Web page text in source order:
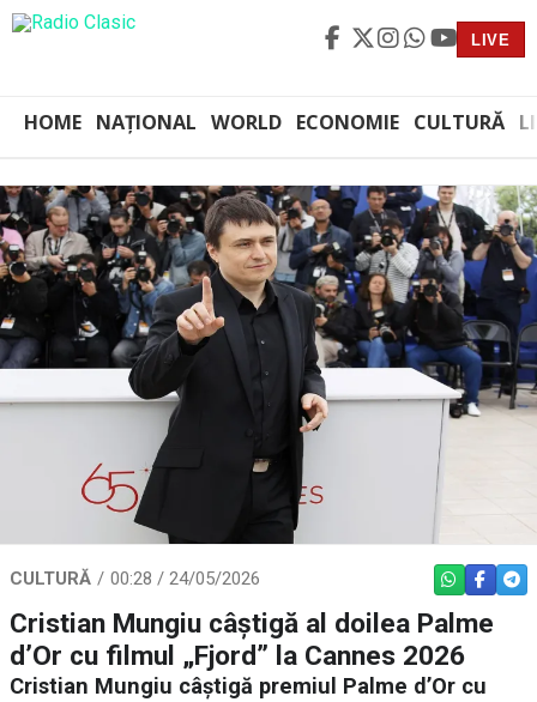
LIVE
HOME NAȚIONAL WORLD ECONOMIE CULTURĂ
CULTURĂ 00:28 / 24/05/2026 WHATSAPP
Cristian Mungiu câștigă al doilea Palme
d’Or cu filmul „Fjord” la Cannes 2026
Cristian Mungiu câștigă premiul Palme d’Or cu